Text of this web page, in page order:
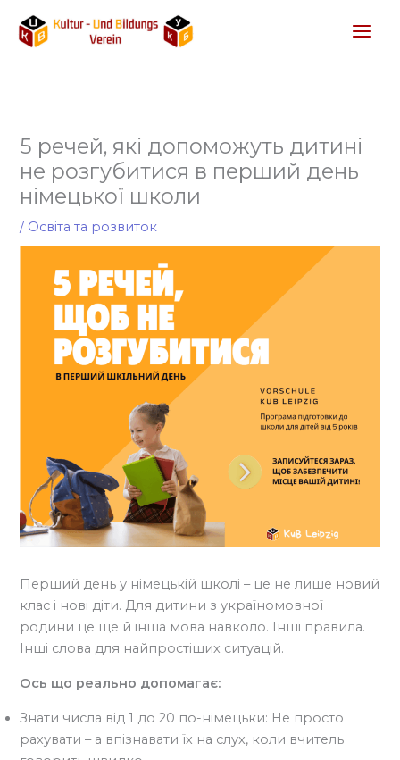
вмісту
5 речей, які допоможуть дитині
не розгубитися в перший день
німецької школи
/ Освіта та розвиток
Перший день у німецькій школі – це не лише новий
клас і нові діти. Для дитини з україномовної
родини це ще й інша мова навколо. Інші правила.
Інші слова для найпростіших ситуацій.
Ось що реально допомагає:
Знати числа від 1 до 20 по-німецьки: Не просто
рахувати – а впізнавати їх на слух, коли вчитель